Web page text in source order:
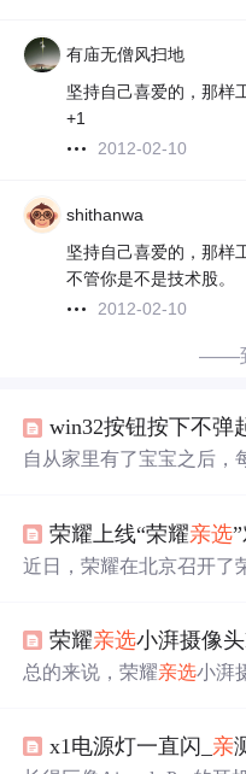
有庙无僧风扫地
坚持自己喜爱的，那样
+1
2012-02-10
shithanwa
坚持自己喜爱的，那样
不管你是不是技术股。
2012-02-10
——
win32按钮按下不弹
自从家里有了宝宝之后，
温，只能凭经验用手背来
个技术活，一般人还真干
中的用水，带来了诸多方
款...
荣耀上线“荣耀亲选
近日，荣耀在北京召开了
公司还注册了全新微博账
线，荣耀正式进军物联网领域 2017年，中国智能
第三季...
荣耀亲选小湃摄像
总的来说，荣耀亲选小湃
亲 选小湃摄像头Pro的解
x1电源灯一直闪_ 亲